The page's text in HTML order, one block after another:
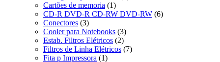
Cartões de memoria (1)
CD-R DVD-R CD-RW DVD-RW (6)
Conectores (3)
Cooler para Notebooks (3)
Estab. Filtros Elétricos (2)
Filtros de Linha Elétricos (7)
Fita p Impressora (1)